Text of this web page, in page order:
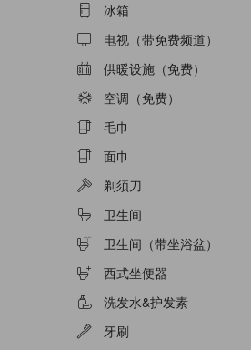
冰箱
电视（带免费频道）
供暖设施（免费）
空调（免费）
毛巾
面巾
剃须刀
卫生间
卫生间（带坐浴盆）
西式坐便器
洗发水&护发素
牙刷